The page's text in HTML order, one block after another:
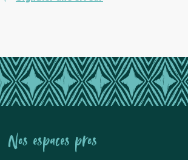
Nos espaces pros